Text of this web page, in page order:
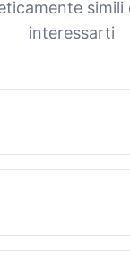
interessarti